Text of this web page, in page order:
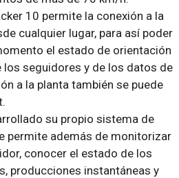
10 permite la conexión a la
cualquier lugar, para así poder
el estado de orientación
los seguidores y de los datos de
a la planta también se puede
su propio sistema de
permite además de monitorizar
conocer el estado de los
producciones instantáneas y